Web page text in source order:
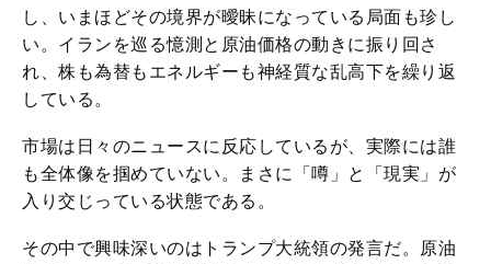
し、いまほどその境界が曖昧になっている局面も珍し
い。イランを巡る憶測と原油価格の動きに振り回さ
れ、株も為替もエネルギーも神経質な乱高下を繰り返
している。
市場は日々のニュースに反応しているが、実際には誰
も全体像を掴めていない。まさに「噂」と「現実」が
入り交じっている状態である。
その中で興味深いのはトランプ大統領の発言だ。原油